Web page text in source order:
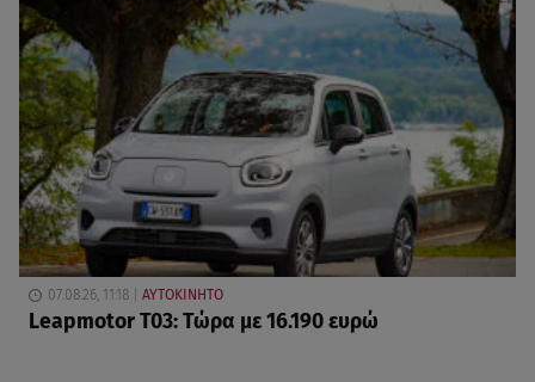
07.08.26, 11:18 ΑΥΤΟΚΙΝΗΤΟ
Leapmotor T03: Τώρα με 16.190 ευρώ